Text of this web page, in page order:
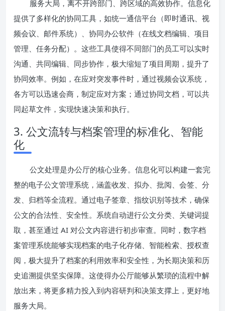
服务大局，离不开跨部门、跨区域的高效协作。信息化
提供了多样化的协同工具，如统一通信平台（即时通讯、视
频会议、邮件系统）、协同办公软件（在线文档编辑、项目
管理、任务分配）。这些工具使得不同部门的员工可以实时
沟通、共同编辑、同步协作，极大缩短了项目周期，提升了
协同效率。例如，在应对突发事件时，通过视频会议系统，
各方可以迅速会商，制定应对方案；通过协同文档，可以共
同起草文件，实现快速决策和执行。
3. 公文流转与档案管理的标准化、智能
化
公文处理是办公厅的核心业务。信息化可以构建一套完
整的电子公文管理系统，涵盖收发、拟办、批阅、会签、分
发、归档等全流程。通过电子签章、指纹识别等技术，确保
公文的合法性、安全性。系统自动进行公文分类、关键词提
取，甚至通过 AI 对公文内容进行初步审查。同时，数字档
案管理系统能够实现档案的电子化存储、智能检索、授权查
阅，极大提升了档案的利用效率和安全性，为长期决策和历
史追溯提供坚实保障。这使得办公厅能够从繁琐的流程中解
放出来，将更多精力投入到内容研判和决策支撑上，更好地
服务大局。